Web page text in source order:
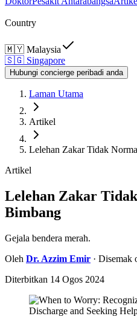
Country
🇲🇾 Malaysia
🇸🇬 Singapore
Hubungi concierge peribadi anda
Laman Utama
Artikel
Lelehan Zakar Tidak
Artikel
Lelehan Zakar
Bimbang
Gejala bendera merah.
Oleh Dr. Azzim Emir · Disemak
Diterbitkan 14 Ogos 2024